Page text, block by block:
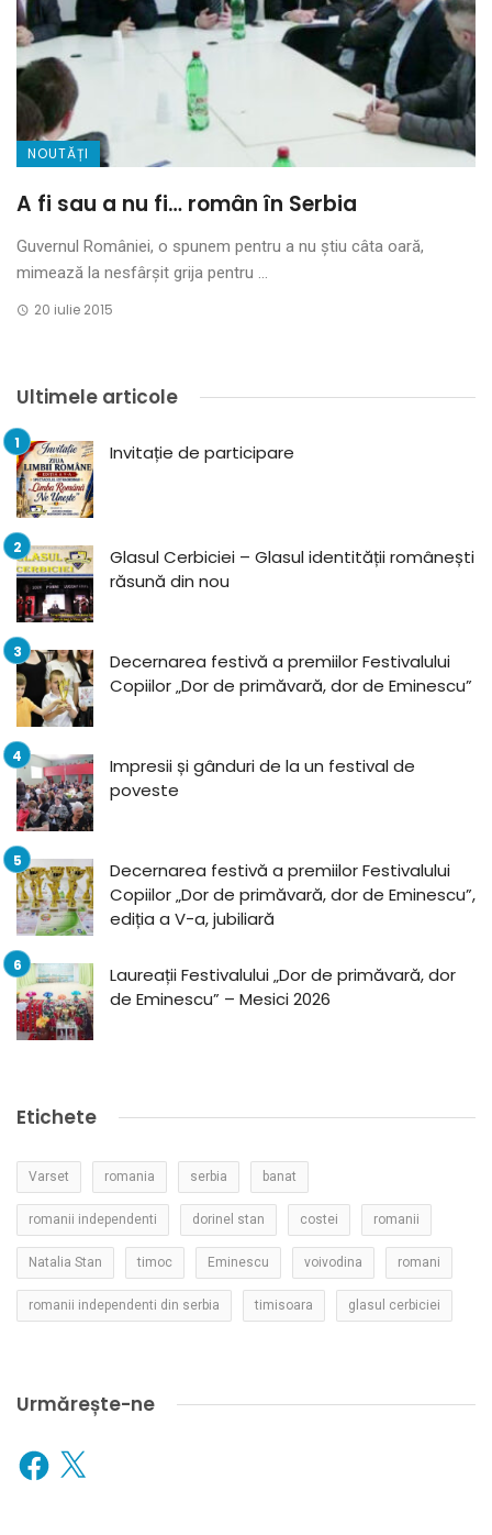
NOUTĂȚI
A fi sau a nu fi… român în Serbia
Guvernul României, o spunem pentru a nu ştiu câta oară,
mimează la nesfârşit grija pentru ...
20 iulie 2015
Ultimele articole
Invitație de participare
Glasul Cerbiciei – Glasul identității românești
răsună din nou
Decernarea festivă a premiilor Festivalului
Copiilor „Dor de primăvară, dor de Eminescu”
Impresii și gânduri de la un festival de
poveste
Decernarea festivă a premiilor Festivalului
Copiilor „Dor de primăvară, dor de Eminescu”,
ediția a V-a, jubiliară
Laureații Festivalului „Dor de primăvară, dor
de Eminescu” – Mesici 2026
Etichete
Varset romania serbia banat
romanii independenti dorinel stan costei romanii
Natalia Stan timoc Eminescu voivodina romani
romanii independenti din serbia timisoara glasul cerbiciei
Urmărește-ne
Facebook
X